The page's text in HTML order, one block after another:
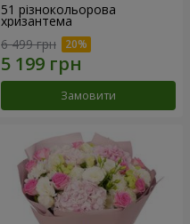
51 різнокольорова
хризантема
6 499 грн
Замовити